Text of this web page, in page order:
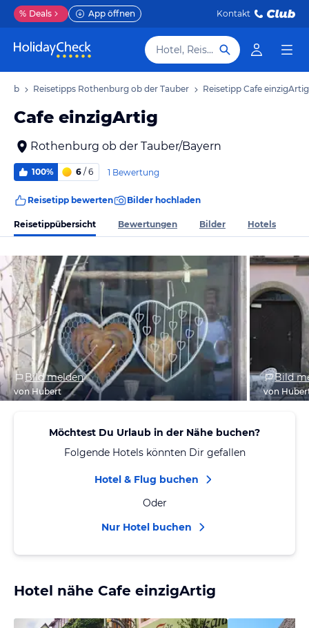
% Deals App öffnen Kontakt
Hotel, Reiseziel
Reisetipps Rothenburg ob der Tauber Reisetipp Cafe einzigArtig
Cafe einzigArtig
Rothenburg ob der Tauber/Bayern
100% 6 / 6 1 Bewertung
Reisetipp bewerten Bilder hochladen
Reisetippübersicht Bewertungen Bilder Hotels
Bild melden
von Hubert
Bild
von
Möchtest Du Urlaub in der Nähe buchen?
Folgende Hotels könnten Dir gefallen
Hotel & Flug buchen
Oder
Nur Hotel buchen
Hotel nähe Cafe einzigArtig